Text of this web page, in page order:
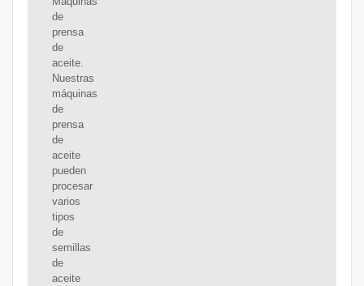
de
prensa
de
aceite.
Nuestras
máquinas
de
prensa
de
aceite
pueden
procesar
varios
tipos
de
semillas
de
aceite